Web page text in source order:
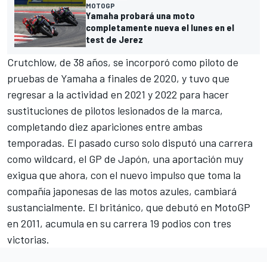
MOTOGP
Yamaha probará una moto
completamente nueva el lunes en el
test de Jerez
Crutchlow, de 38 años, se incorporó como piloto de
pruebas de Yamaha a finales de 2020, y tuvo que
regresar a la actividad en 2021 y 2022 para hacer
sustituciones de pilotos lesionados de la marca,
completando diez apariciones entre ambas
temporadas. El pasado curso solo disputó una carrera
como wildcard, el GP de Japón, una aportación muy
exigua que ahora, con el nuevo impulso que toma la
compañía japonesas de las motos azules, cambiará
sustancialmente. El británico, que debutó en MotoGP
en 2011, acumula en su carrera 19 podios con tres
victorias.